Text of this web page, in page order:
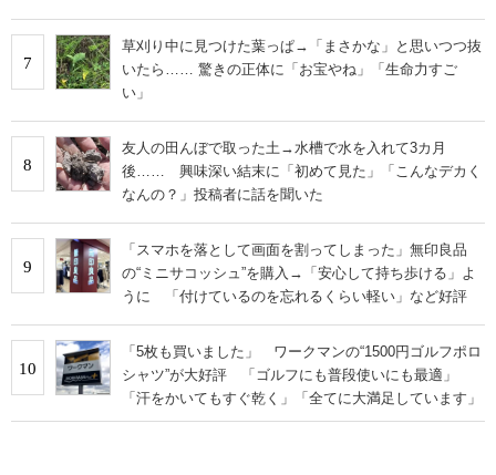
7
草刈り中に見つけた葉っぱ→「まさかな」と思いつつ抜
いたら…… 驚きの正体に「お宝やね」「生命力すご
い」
8
友人の田んぼで取った土→水槽で水を入れて3カ月
後…… 興味深い結末に「初めて見た」「こんなデカく
なんの？」投稿者に話を聞いた
9
「スマホを落として画面を割ってしまった」無印良品
の“ミニサコッシュ”を購入→「安心して持ち歩ける」よ
うに 「付けているのを忘れるくらい軽い」など好評
10
「5枚も買いました」 ワークマンの“1500円ゴルフポロ
シャツ”が大好評 「ゴルフにも普段使いにも最適」
「汗をかいてもすぐ乾く」「全てに大満足しています」